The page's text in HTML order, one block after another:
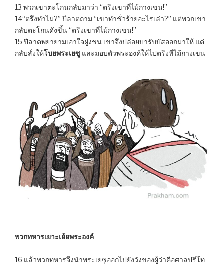
13 พวกเขาตะโกนกลับมาว่า “ตรึงเขาที่ไม้กางเขน!”
14“ตรึงทำไม?” ปีลาตถาม “เขาทำชั่วร้ายอะไรเล่า?” แต่พวกเขา
กลับตะโกนดังขึ้น “ตรึงเขาที่ไม้กางเขน!”
15 ปีลาตพยายามเอาใจฝูงชน เขาจึงปล่อยบารับบัสออกมาให้ แต่
กลับสั่งให้โบยพระเยซู และมอบตัวพระองค์ให้ไปตรึงที่ไม้กางเขน
พวกทหารเยาะเย้ยพระองค์
16 แล้วพวกทหารจึงนำพระเยซูออกไปยังวังของผู้ว่า​คือศาลปรีโท